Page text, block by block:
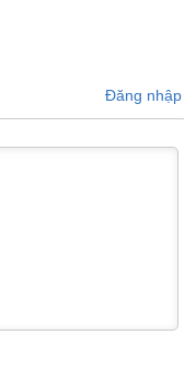
Đăng nhập